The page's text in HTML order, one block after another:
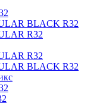
BLACK R32
R32
R32
BLACK R32